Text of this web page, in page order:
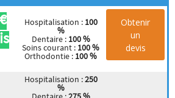
Hospitalisation : 100
%
Dentaire : 100 %
Soins courant : 100 %
Orthodontie : 100 %
Obtenir
un
devis
Hospitalisation :250
%